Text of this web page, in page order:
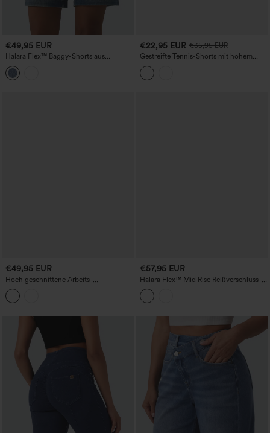
€49,95 EUR
Halara Flex™ Baggy-Shorts aus
gewaschenem Denim mit mittelhohem
Bund, umgeschlagenem Saum und
Taschen
€22,95 EUR €35,95 EUR
Gestreifte Tennis-Shorts mit hohem
Bund und Taschen.
€49,95 EUR
Hoch geschnittene Arbeits-
Bermudashorts mit Taschen
€57,95 EUR
Halara Flex™ Mid Rise Reißverschluss-
Taschen Jeans Casual Shorts 3''